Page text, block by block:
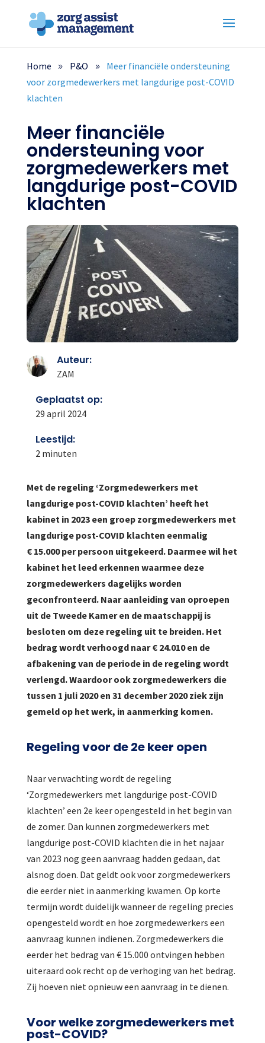
Home P&O
Meer financiële ondersteuning
voor zorgmedewerkers met langdurige post-COVID
klachten
Meer financiële
ondersteuning voor
zorgmedewerkers met
langdurige post-COVID
klachten
Auteur:
ZAM
Geplaatst op:
29 april 2024
Leestijd:
2 minuten
Met de regeling ‘Zorgmedewerkers met
langdurige post-COVID klachten’ heeft het
kabinet in 2023 een groep zorgmedewerkers met
langdurige post-COVID klachten eenmalig
€ 15.000 per persoon uitgekeerd. Daarmee wil het
kabinet het leed erkennen waarmee deze
zorgmedewerkers dagelijks worden
geconfronteerd. Naar aanleiding van oproepen
uit de Tweede Kamer en de maatschappij is
besloten om deze regeling uit te breiden. Het
bedrag wordt verhoogd naar € 24.010 en de
afbakening van de periode in de regeling wordt
verlengd. Waardoor ook zorgmedewerkers die
tussen 1 juli 2020 en 31 december 2020 ziek zijn
gemeld op het werk, in aanmerking komen.
Regeling voor de 2e keer open
Naar verwachting wordt de regeling
‘Zorgmedewerkers met langdurige post-COVID
klachten’ een 2e keer opengesteld in het begin van
de zomer. Dan kunnen zorgmedewerkers met
langdurige post-COVID klachten die in het najaar
van 2023 nog geen aanvraag hadden gedaan, dat
alsnog doen. Dat geldt ook voor zorgmedewerkers
die eerder niet in aanmerking kwamen. Op korte
termijn wordt duidelijk wanneer de regeling precies
opengesteld wordt en hoe zorgmedewerkers een
aanvraag kunnen indienen. Zorgmedewerkers die
eerder het bedrag van € 15.000 ontvingen hebben
uiteraard ook recht op de verhoging van het bedrag.
Zij hoeven niet opnieuw een aanvraag in te dienen.
Voor welke zorgmedewerkers met
post-COVID?